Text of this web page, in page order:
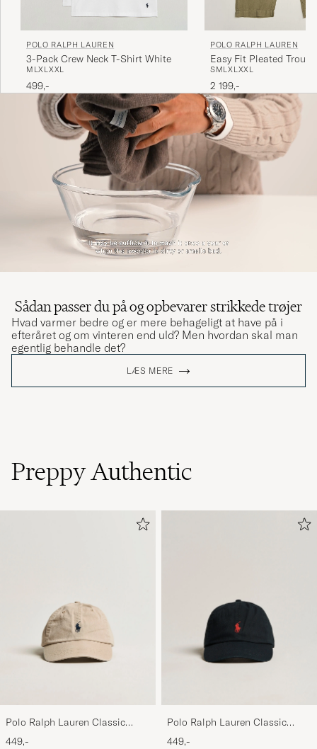
POLO RALPH LAUREN
3-Pack Crew Neck T-Shirt White
M LXLXXL
499,-
POLO RALPH LAUREN
Easy Fit Pleated
Green
SMLXLXXL
2 199,-
Sådan passer du på og opbevarer strikkede trøjer
Hvad varmer bedre og er mere behageligt at have på i
efteråret og om vinteren end uld? Men hvordan skal man
egentlig behandle det?
LÆS MERE
Preppy Authentic
Polo Ralph Lauren Classic
Sports Cap Beige
449,-
Polo Ralph Lauren Classic
Sports Cap Black
449,-